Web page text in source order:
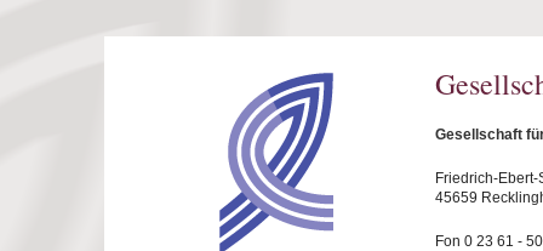
Gesellschaft
Friedrich-Ebert-
45659
Fon 0 23 61 -